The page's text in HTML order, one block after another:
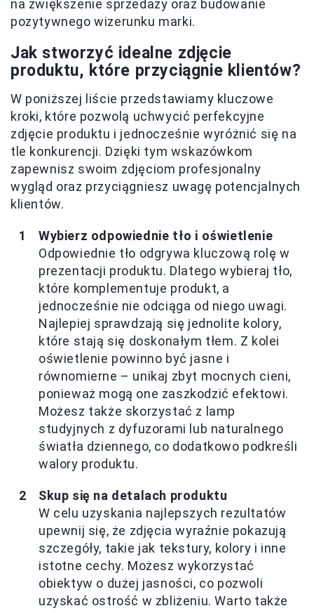
na zwiększenie sprzedaży oraz budowanie
pozytywnego wizerunku marki.
Jak stworzyć idealne zdjęcie
produktu, które przyciągnie klientów?
W poniższej liście przedstawiamy kluczowe
kroki, które pozwolą uchwycić perfekcyjne
zdjęcie produktu i jednocześnie wyróżnić się na
tle konkurencji. Dzięki tym wskazówkom
zapewnisz swoim zdjęciom profesjonalny
wygląd oraz przyciągniesz uwagę potencjalnych
klientów.
Wybierz odpowiednie tło i oświetlenie
Odpowiednie tło odgrywa kluczową rolę w
prezentacji produktu. Dlatego wybieraj tło,
które komplementuje produkt, a
jednocześnie nie odciąga od niego uwagi.
Najlepiej sprawdzają się jednolite kolory,
które stają się doskonałym tłem. Z kolei
oświetlenie powinno być jasne i
równomierne – unikaj zbyt mocnych cieni,
ponieważ mogą one zaszkodzić efektowi.
Możesz także skorzystać z lamp
studyjnych z dyfuzorami lub naturalnego
światła dziennego, co dodatkowo podkreśli
walory produktu.
Skup się na detalach produktu
W celu uzyskania najlepszych rezultatów
upewnij się, że zdjęcia wyraźnie pokazują
szczegóły, takie jak tekstury, kolory i inne
istotne cechy. Możesz wykorzystać
obiektyw o dużej jasności, co pozwoli
uzyskać ostrość w zbliżeniu. Warto także